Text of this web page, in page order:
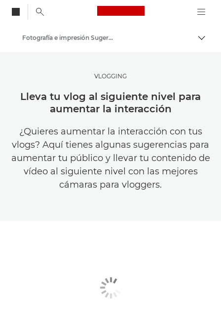
Canon Logo, back
Inspírate | Sugerencias de fotografía e impresión y guías para compradores
Fotografía e impresión Sugerencias y técnicas
VLOGGING
Lleva tu vlog al siguiente nivel para
aumentar la interacción
¿Quieres aumentar la interacción con tus
vlogs? Aquí tienes algunas sugerencias para
aumentar tu público y llevar tu contenido de
vídeo al siguiente nivel con las mejores
cámaras para vloggers.